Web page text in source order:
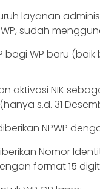
layanan
sudah
bagi WP baru
aktivasi NIK
s.d. 31
NPWP
Nomor
format 15